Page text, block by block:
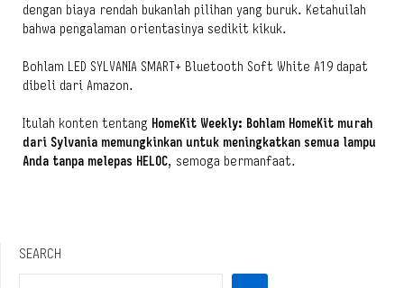
dengan biaya rendah bukanlah pilihan yang buruk. Ketahuilah
bahwa pengalaman orientasinya sedikit kikuk.
Bohlam LED SYLVANIA SMART+ Bluetooth Soft White A19 dapat
dibeli dari Amazon.
Itulah konten tentang HomeKit Weekly: Bohlam HomeKit murah
dari Sylvania memungkinkan untuk meningkatkan semua lampu
Anda tanpa melepas HELOC, semoga bermanfaat.
SEARCH